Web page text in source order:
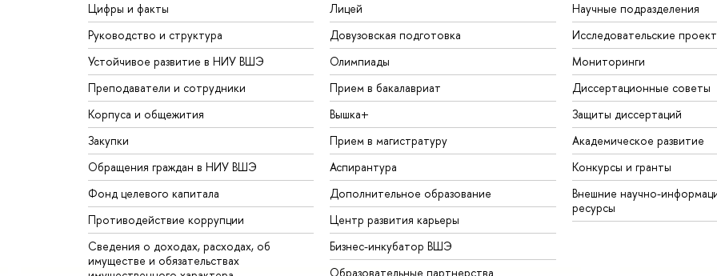
Цифры и факты
Руководство и структура
Устойчивое развитие в НИУ ВШЭ
Преподаватели и сотрудники
Корпуса и общежития
Закупки
Обращения граждан в НИУ ВШЭ
Фонд целевого капитала
Противодействие коррупции
Сведения о доходах, расходах, об
имуществе и обязательствах
Лицей
Довузовская подготовка
Олимпиады
Прием в бакалавриат
Вышка+
Прием в магистратуру
Аспирантура
Дополнительное образование
Центр развития карьеры
Бизнес-инкубатор ВШЭ
Образовательные партнерства
Научные подразделения
Исследовательские
Мониторинги
Диссертационные советы
Защиты диссертаций
Академическое развитие
Конкурсы и гранты
Внешние научно-
ресурсы